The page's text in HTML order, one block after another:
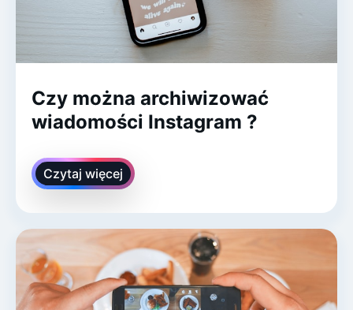
Czy można archiwizować
wiadomości Instagram ?
Czytaj więcej